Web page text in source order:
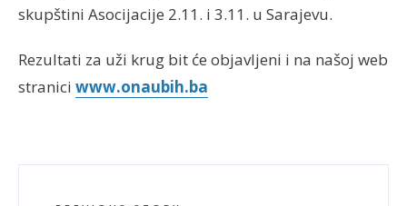
skupštini Asocijacije 2.11. i 3.11. u Sarajevu.
Rezultati za uži krug bit će objavljeni i na našoj web
stranici www.onaubih.ba